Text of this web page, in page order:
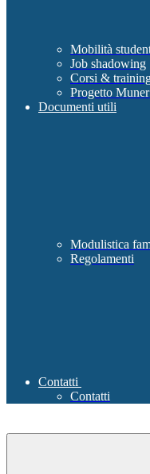
Mobilità
Job shadowing
Corsi &
Progetto
Documenti utili
Modulistica
Regolamenti
Contatti
Contatti